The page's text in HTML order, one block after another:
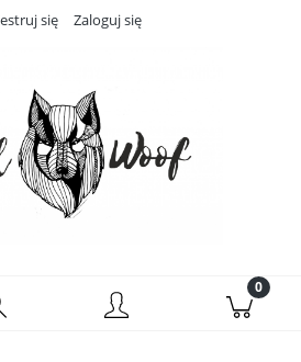
się Zaloguj się